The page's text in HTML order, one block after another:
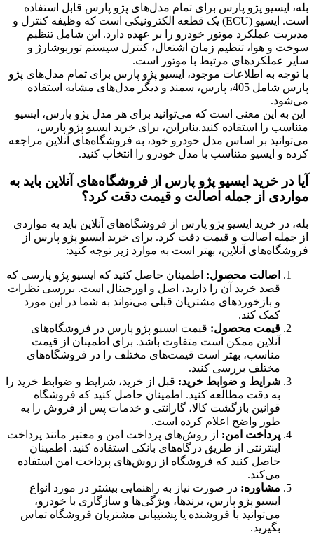
بله، ایسیو پژو پارس برای تمام مدل‌های پژو پارس قابل استفاده
است. ایسیو (ECU) یک قطعه الکترونیکی است که وظیفه کنترل و
مدیریت عملکرد موتور خودرو را بر عهده دارد. این شامل تنظیم
سوخت و هوا، تنظیم زمان اشتعال، کنترل سیستم توربوشارژ و
سایر عملکردهای مرتبط با موتور است.
با توجه به اطلاعات موجود، ایسیو پژو پارس برای تمام مدل‌های پژو
پارس شامل 405، پارس، سمند و دیگر مدل‌های مشابه استفاده
می‌شود.
این به این معنی است که می‌توانید برای هر مدل پژو پارس، ایسیو
متناسب را استفاده کنید.بنابراین، برای خرید ایسیو پژو پارس،
می‌توانید بر اساس مدل خودرو خود، به فروشگاه‌های آنلاین مراجعه
کرده و ایسیو متناسب با مدل خودرو را انتخاب کنید.
آیا در خرید ایسیو پژو پارس از فروشگاه‌های آنلاین باید به
مواردی از جمله اصالت و قیمت دقت کرد؟
بله، در خرید ایسیو پژو پارس از فروشگاه‌های آنلاین باید به مواردی
از جمله اصالت و قیمت دقت کرد. برای خرید ایسیو پژو پارس از
فروشگاه‌های آنلاین، بهتر است به موارد زیر توجه کنید:
اصالت محصول: اطمینان حاصل کنید که ایسیو پژو پارسی که
قصد خرید آن را دارید، اصل و اورجینال است. بررسی نظرات
و بازخوردهای مشتریان قبلی می‌تواند به شما در این مورد
کمک کند.
قیمت محصول: قیمت ایسیو پژو پارس در فروشگاه‌های
آنلاین ممکن است متفاوت باشد. برای اطمینان از قیمت
مناسب، بهتر است قیمت‌های مختلف را در فروشگاه‌های
مختلف بررسی کنید.
شرایط و ضوابط خرید: قبل از خرید، شرایط و ضوابط خرید را
به دقت مطالعه کنید. اطمینان حاصل کنید که فروشگاه
قوانین بازگشت کالا، گارانتی و خدمات پس از فروش را به
طور واضح اعلام کرده است.
پرداخت امن: از روش‌های پرداخت امن و معتبر مانند پرداخت
اینترنتی از طریق درگاه‌های بانکی استفاده کنید. اطمینان
حاصل کنید که فروشگاه از روش‌های پرداخت امن استفاده
می‌کند.
مشاوره: در صورت نیاز به راهنمایی بیشتر در مورد انواع
ایسیو پژو پارس، برندها، ویژگی‌ها و سازگاری با خودرو،
می‌توانید با فروشنده یا پشتیبانی مشتریان فروشگاه تماس
بگیرید.